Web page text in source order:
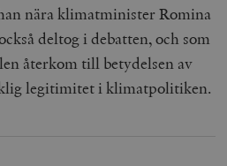
nära klimatminister Romina
deltog i debatten, och som
återkom till betydelsen av
legitimitet i klimatpolitiken.